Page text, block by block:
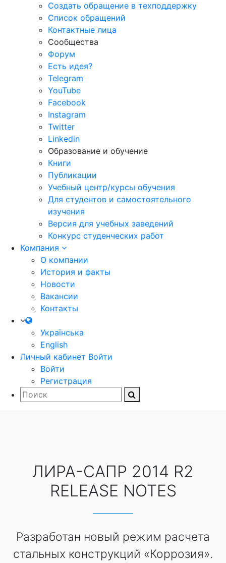
Создать обращение в техподдержку
Список обращений
Контактные лица
Сообщества
Форум
Есть идея?
Telegram
YouTube
Facebook
Instagram
Twitter
Linkedin
Образование и обучение
Книги
Публикации
Учебный центр/курсы обучения
Для студентов и самостоятельного
изучения
Версия для учебных заведений
Конкурс студенческих работ
Компания
О компании
История и факты
Новости
Вакансии
Контакты
Українська
English
Личный кабинет Войти
Войти
Регистрация
ЛИРА-САПР 2014 R2
RELEASE NOTES
Разработан новый режим расчета
стальных конструкций «Коррозия».